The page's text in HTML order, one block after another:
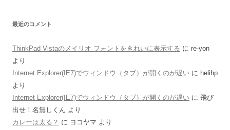
最近のコメント
ThinkPad Vistaのメイリオ フォントをきれいに表示する に re-yon
より
Internet Explorer(IE7)でウィンドウ（タブ）が開くのが遅い に helihp
より
Internet Explorer(IE7)でウィンドウ（タブ）が開くのが遅い に 飛び
出せ！名無しくん より
カレーは太る？ に ヨコヤマ より